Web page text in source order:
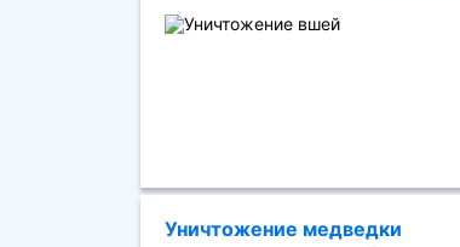
Уничтожение медведки